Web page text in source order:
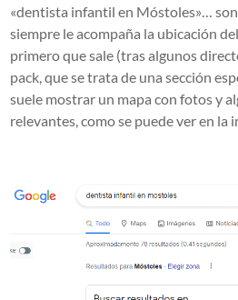
«dentista infantil en Móstoles»…
siempre le acompaña la ubicación
primero que sale (tras algunos
pack, que se trata de una sección
suele mostrar un mapa con fotos y
relevantes, como se puede ver en la